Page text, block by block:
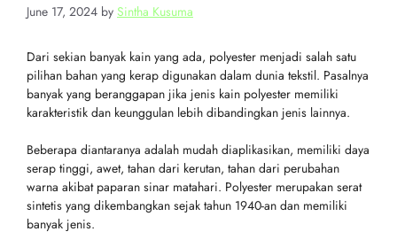
June 17, 2024 by Sintha Kusuma
Dari sekian banyak kain yang ada, polyester menjadi salah satu
pilihan bahan yang kerap digunakan dalam dunia tekstil. Pasalnya
banyak yang beranggapan jika jenis kain polyester memiliki
karakteristik dan keunggulan lebih dibandingkan jenis lainnya.
Beberapa diantaranya adalah mudah diaplikasikan, memiliki daya
serap tinggi, awet, tahan dari kerutan, tahan dari perubahan
warna akibat paparan sinar matahari. Polyester merupakan serat
sintetis yang dikembangkan sejak tahun 1940-an dan memiliki
banyak jenis.